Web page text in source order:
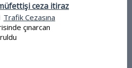
ceza itiraz
Trafik Cezasına
çınarcan